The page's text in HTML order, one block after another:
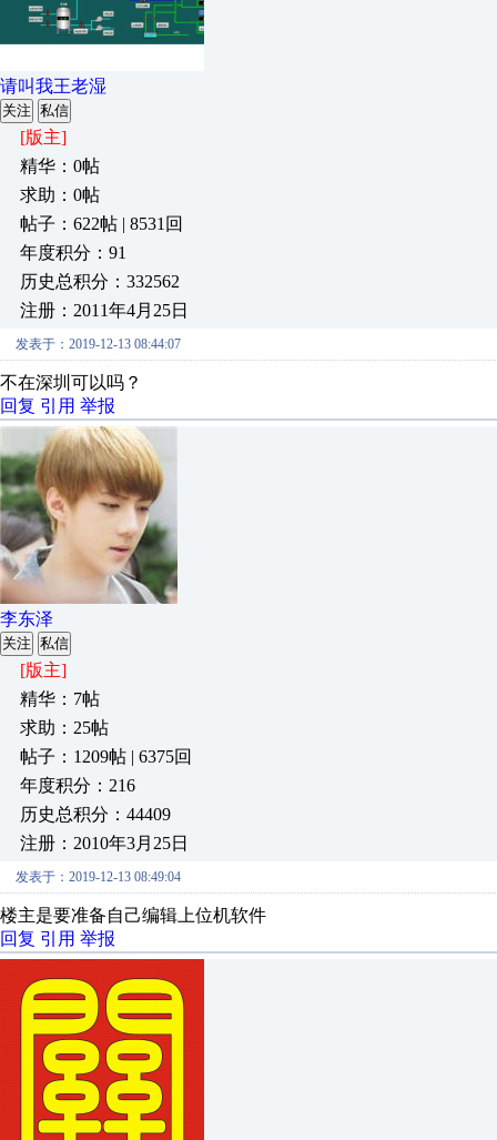
请叫我王老湿
关注 私信
[版主]
精华：0帖
求助：0帖
帖子：622帖 | 8531回
年度积分：91
历史总积分：332562
注册：2011年4月25日
发表于：2019-12-13 08:44:07
不在深圳可以吗？
回复 引用 举报
李东泽
关注 私信
[版主]
精华：7帖
求助：25帖
帖子：1209帖 | 6375回
年度积分：216
历史总积分：44409
注册：2010年3月25日
发表于：2019-12-13 08:49:04
楼主是要准备自己编辑上位机软件
回复 引用 举报